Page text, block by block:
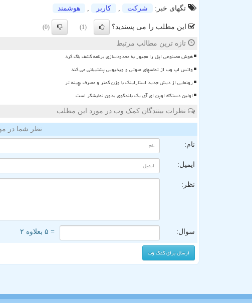
تگهای خبر: شركت كاربر هوشمند
این مطلب را می پسندید؟ (1)
(0)
تازه ترین مطالب مرتبط
هوش مصنوعی اپل را مجبور به محدودسازی برنامه کشف باگ کرد
واتس اپ وب از تماسهای صوتی و ویدیویی پشتیبانی می کند
رونمایی از دیش جدید استارلینک با وزن کمتر و مصرف بهینه تر
اولین دستگاه اوپن ای آی یک بلندگوی بدون نمایشگر است
نظرات بینندگان کمک وب در مورد این مطلب
نظر شما در
نام:
ایمیل:
نظر:
سوال: = ۵ بعلاوه ۲